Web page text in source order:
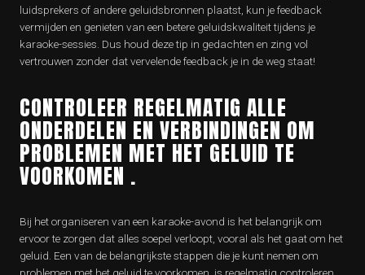
luidsprekers of andere geluidsbronnen plaatst, kun je feedback
vermijden en genieten van een betere geluidskwaliteit tijdens je
karaoke-sessies. Dus houd deze tip in gedachten en zing vol
vertrouwen zonder dat vervelende feedback je in de weg staat!
CONTROLEER REGELMATIG ALLE
ONDERDELEN EN VERBINDINGEN OM
PROBLEMEN MET HET GELUID TE
VOORKOMEN .
Bij het organiseren van een karaoke-avond is het belangrijk om
ervoor te zorgen dat alles soepel verloopt, vooral als het gaat om het
geluid. Een van de belangrijkste stappen die je kunt nemen om